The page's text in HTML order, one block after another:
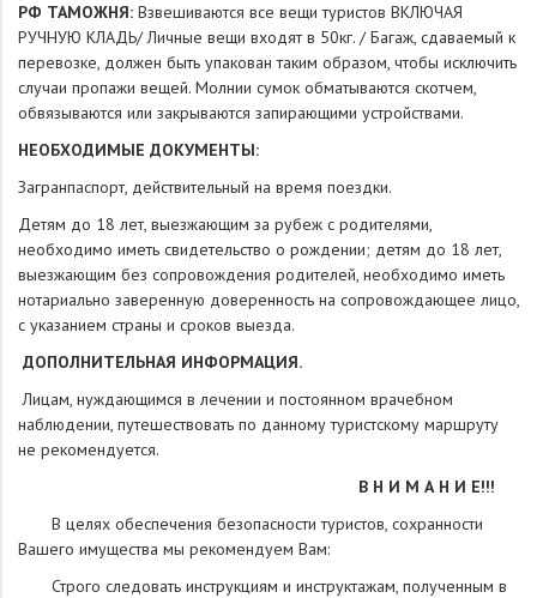
РФ ТАМОЖНЯ: Взвешиваются все вещи туристов ВКЛЮЧАЯ
РУЧНУЮ КЛАДЬ/ Личные вещи входят в 50кг. / Багаж, сдаваемый к
перевозке, должен быть упакован таким образом, чтобы исключить
случаи пропажи вещей. Молнии сумок обматываются скотчем,
обвязываются или закрываются запирающими устройствами.
НЕОБХОДИМЫЕ ДОКУМЕНТЫ:
Загранпаспорт, действительный на время поездки.
Детям до 18 лет, выезжающим за рубеж с родителями,
необходимо иметь свидетельство о рождении; детям до 18 лет,
выезжающим без сопровождения родителей, необходимо иметь
нотариально заверенную доверенность на сопровождающее лицо,
с указанием страны и сроков выезда.
ДОПОЛНИТЕЛЬНАЯ ИНФОРМАЦИЯ.
Лицам, нуждающимся в лечении и постоянном врачебном
наблюдении, путешествовать по данному туристскому маршруту
не рекомендуется.
В Н И М А Н И Е!!!
В целях обеспечения безопасности туристов, сохранности
Вашего имущества мы рекомендуем Вам:
­ Строго следовать инструкциям и инструктажам, полученным в